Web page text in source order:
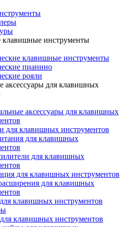
клавишные инструменты
клавишные инструменты
пианино
рояли
аксессуары для клавишных
аксессуары для клавишных
для клавишных инструментов
для клавишных
для клавишных
для клавишных инструментов
для клавишных
клавишных инструментов
клавишных инструментов